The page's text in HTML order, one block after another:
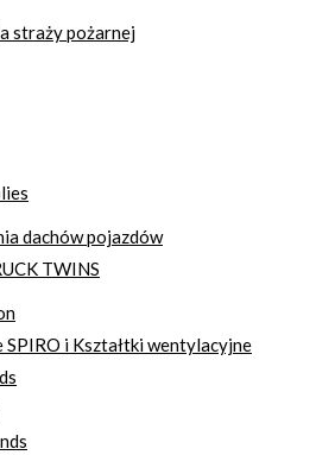
straży pożarnej
dachów pojazdów
TWINS
i Kształtki wentylacyjne